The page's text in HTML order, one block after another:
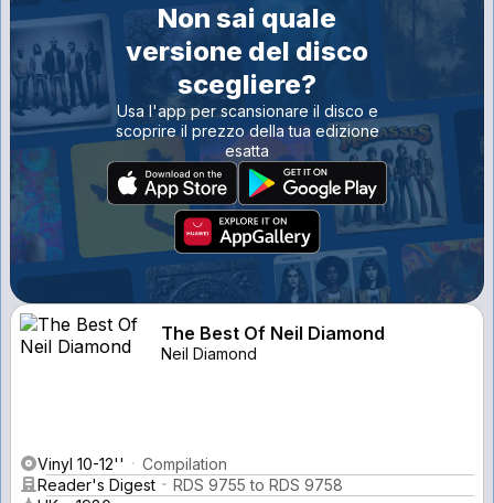
Non sai quale
versione del disco
scegliere?
Usa l'app per scansionare il disco e
scoprire il prezzo della tua edizione
esatta
The Best Of Neil Diamond
Neil Diamond
Vinyl 10-12''
Compilation
Reader's Digest
RDS 9755 to RDS 9758